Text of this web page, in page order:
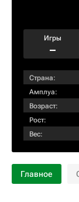
Игры
–
Страна:
Амплуа:
Возраст:
Рост:
Вес:
Главное